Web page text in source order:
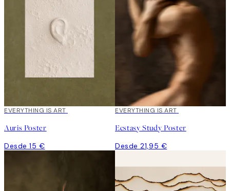
EVERYTHING IS ART
Auris Poster
Desde 15 €
EVERYTHING IS ART
Ecstasy Study Poster
Desde 21,95 €